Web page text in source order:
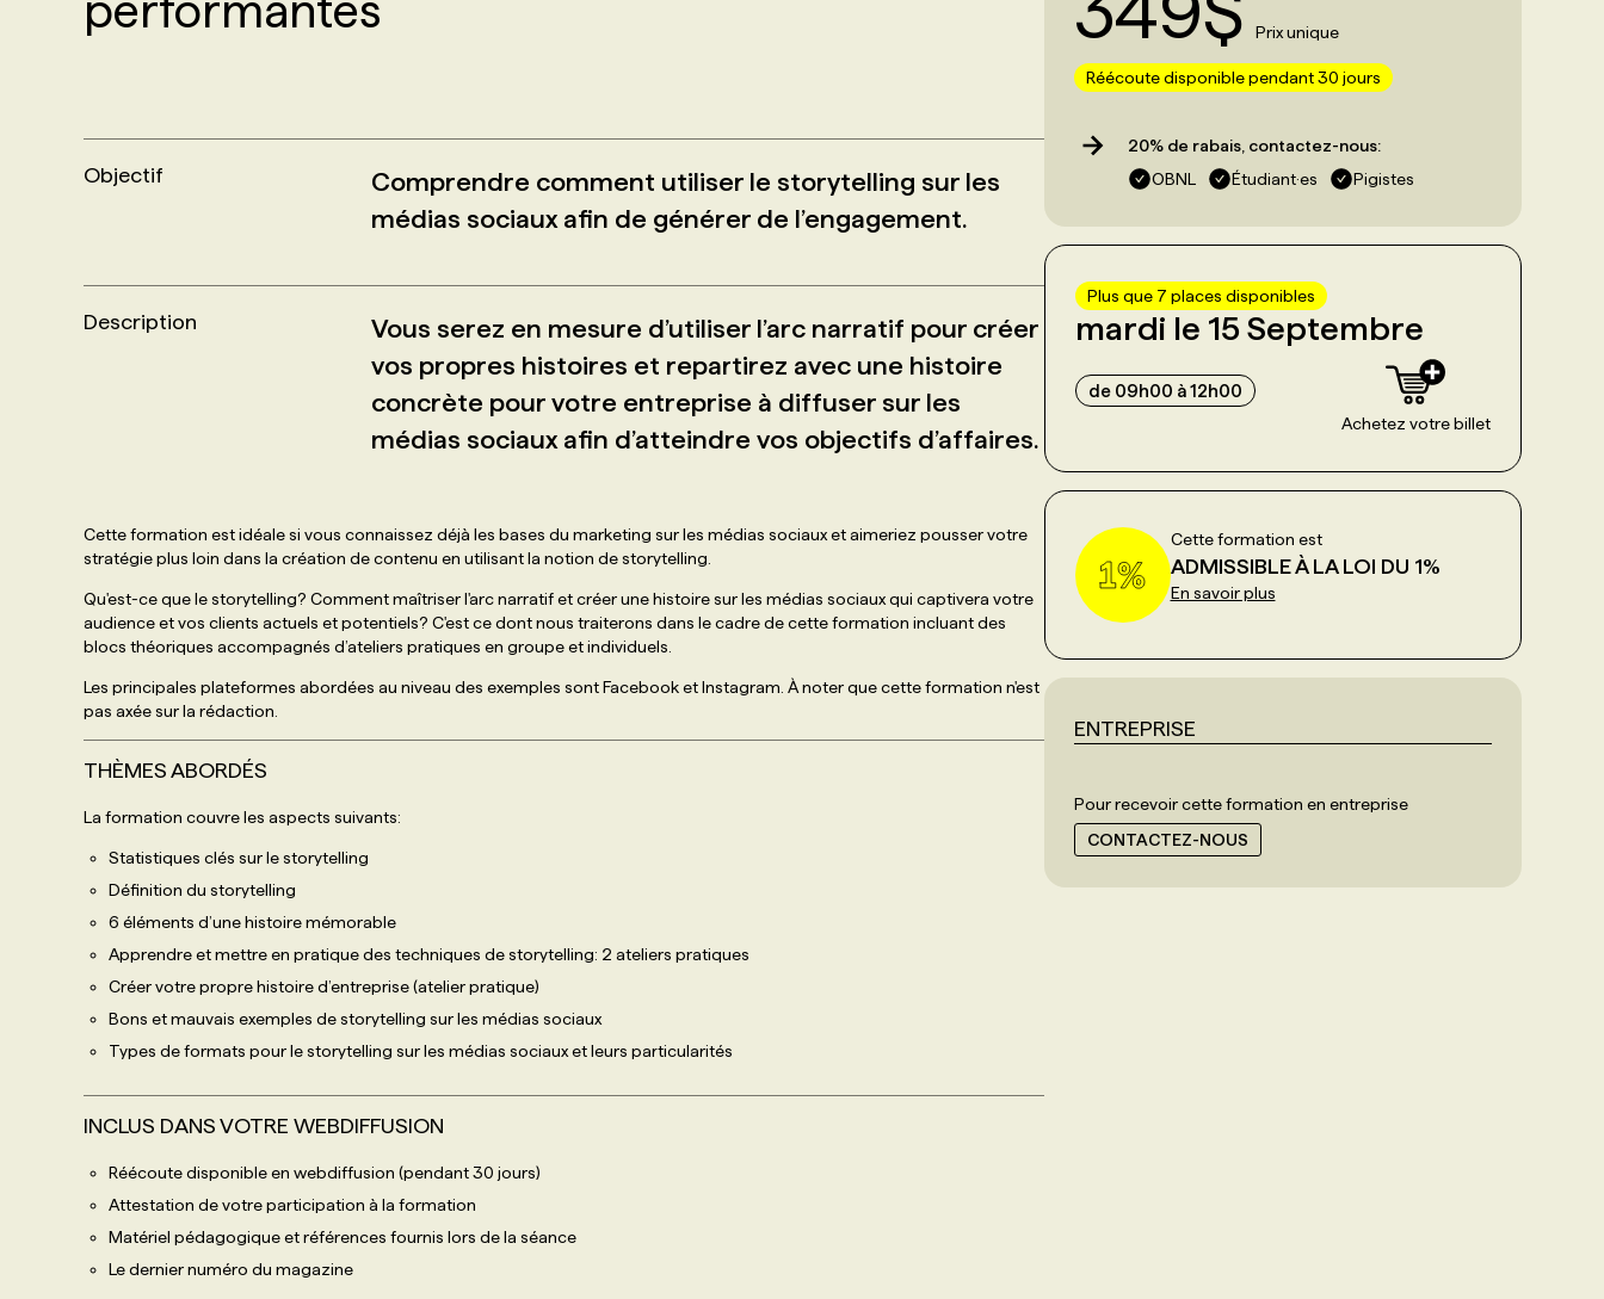
NOS TARIFS
FAQ
ANNONCEZ AVEC NOUS
performantes
Objectif
Comprendre comment utiliser le storytelling sur les
médias sociaux afin de générer de l’engagement.
Description
Vous serez en mesure d’utiliser l’arc narratif pour créer
vos propres histoires et repartirez avec une histoire
concrète pour votre entreprise à diffuser sur les
médias sociaux afin d’atteindre vos objectifs d’affaires.
Cette formation est idéale si vous connaissez déjà les bases du marketing sur les médias sociaux et aimeriez pousser votre
stratégie plus loin dans la création de contenu en utilisant la notion de storytelling.
Qu'est-ce que le storytelling? Comment maîtriser l'arc narratif et créer une histoire sur les médias sociaux qui captivera votre
audience et vos clients actuels et potentiels? C'est ce dont nous traiterons dans le cadre de cette formation incluant des
blocs théoriques accompagnés d’ateliers pratiques en groupe et individuels.
Les principales plateformes abordées au niveau des exemples sont Facebook et Instagram. À noter que cette formation n'est
pas axée sur la rédaction.
THÈMES ABORDÉS
La formation couvre les aspects suivants:
Statistiques clés sur le storytelling
Définition du storytelling
6 éléments d’une histoire mémorable
Apprendre et mettre en pratique des techniques de storytelling: 2 ateliers pratiques
Créer votre propre histoire d’entreprise (atelier pratique)
Bons et mauvais exemples de storytelling sur les médias sociaux
Types de formats pour le storytelling sur les médias sociaux et leurs particularités
INCLUS DANS VOTRE WEBDIFFUSION
Réécoute disponible en webdiffusion (pendant 30 jours)
Attestation de votre participation à la formation
Matériel pédagogique et références fournis lors de la séance
Le dernier numéro du magazine
Prix unique
Réécoute disponible pendant 30 jours
20% de rabais, contactez-nous:
OBNL
Étudiant·es Pigistes
Plus que 7 places disponibles
mardi le 15 Septembre
de 09h00 à 12h00
Achetez votre billet
Cette formation est
ADMISSIBLE À LA LOI DU 1%
En savoir plus
ENTREPRISE
Pour recevoir cette formation en entreprise
CONTACTEZ-NOUS